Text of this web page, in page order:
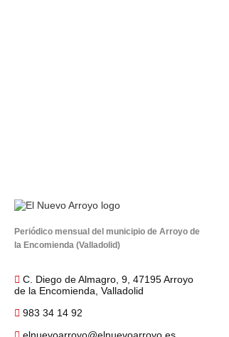
Periódico mensual del municipio de Arroyo de
la Encomienda (Valladolid)
C. Diego de Almagro, 9, 47195 Arroyo
de la Encomienda, Valladolid
983 34 14 92